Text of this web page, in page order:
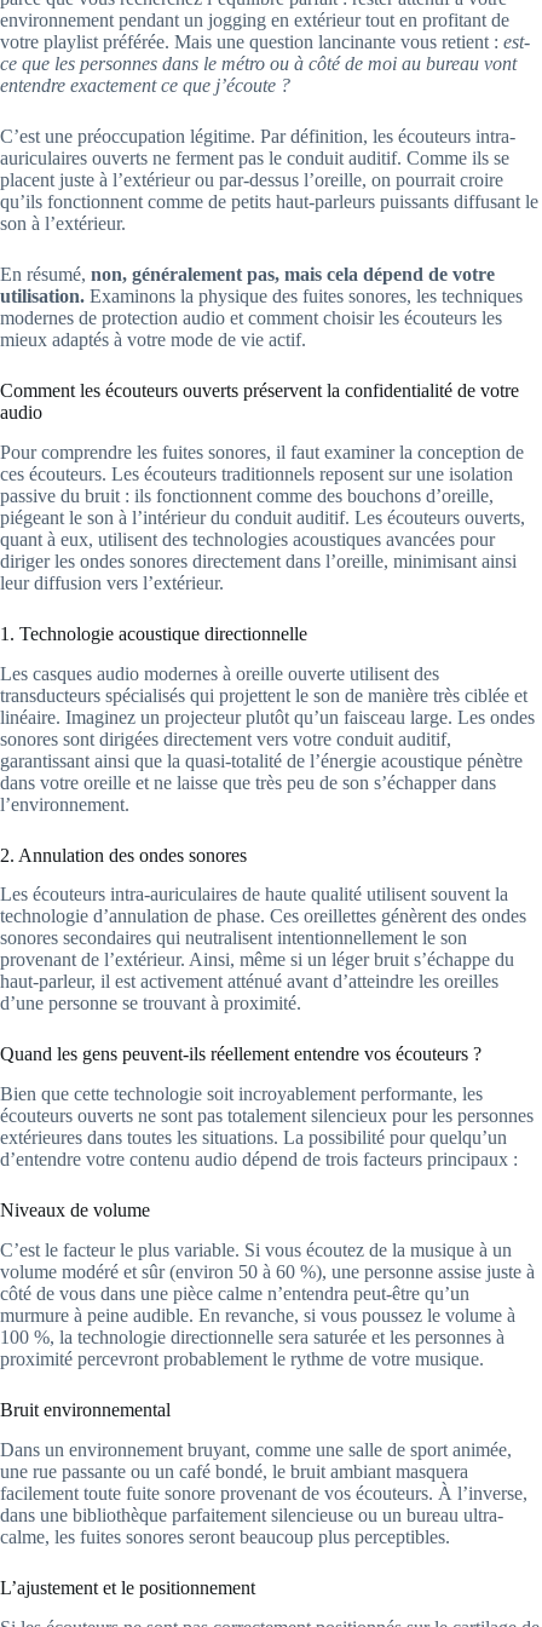
environnement pendant un jogging en extérieur tout en profitant de
votre playlist préférée. Mais une question lancinante vous retient : est-
ce que les personnes dans le métro ou à côté de moi au bureau vont
entendre exactement ce que j’écoute ?
C’est une préoccupation légitime. Par définition, les écouteurs intra-
auriculaires ouverts ne ferment pas le conduit auditif. Comme ils se
placent juste à l’extérieur ou par-dessus l’oreille, on pourrait croire
qu’ils fonctionnent comme de petits haut-parleurs puissants diffusant le
son à l’extérieur.
En résumé, non, généralement pas, mais cela dépend de votre
utilisation. Examinons la physique des fuites sonores, les techniques
modernes de protection audio et comment choisir les écouteurs les
mieux adaptés à votre mode de vie actif.
Comment les écouteurs ouverts préservent la confidentialité de votre
audio
Pour comprendre les fuites sonores, il faut examiner la conception de
ces écouteurs. Les écouteurs traditionnels reposent sur une isolation
passive du bruit : ils fonctionnent comme des bouchons d’oreille,
piégeant le son à l’intérieur du conduit auditif. Les écouteurs ouverts,
quant à eux, utilisent des technologies acoustiques avancées pour
diriger les ondes sonores directement dans l’oreille, minimisant ainsi
leur diffusion vers l’extérieur.
1. Technologie acoustique directionnelle
Les casques audio modernes à oreille ouverte utilisent des
transducteurs spécialisés qui projettent le son de manière très ciblée et
linéaire. Imaginez un projecteur plutôt qu’un faisceau large. Les ondes
sonores sont dirigées directement vers votre conduit auditif,
garantissant ainsi que la quasi-totalité de l’énergie acoustique pénètre
dans votre oreille et ne laisse que très peu de son s’échapper dans
l’environnement.
2. Annulation des ondes sonores
Les écouteurs intra-auriculaires de haute qualité utilisent souvent la
technologie d’annulation de phase. Ces oreillettes génèrent des ondes
sonores secondaires qui neutralisent intentionnellement le son
provenant de l’extérieur. Ainsi, même si un léger bruit s’échappe du
haut-parleur, il est activement atténué avant d’atteindre les oreilles
d’une personne se trouvant à proximité.
Quand les gens peuvent-ils réellement entendre vos écouteurs ?
Bien que cette technologie soit incroyablement performante, les
écouteurs ouverts ne sont pas totalement silencieux pour les personnes
extérieures dans toutes les situations. La possibilité pour quelqu’un
d’entendre votre contenu audio dépend de trois facteurs principaux :
Niveaux de volume
C’est le facteur le plus variable. Si vous écoutez de la musique à un
volume modéré et sûr (environ 50 à 60 %), une personne assise juste à
côté de vous dans une pièce calme n’entendra peut-être qu’un
murmure à peine audible. En revanche, si vous poussez le volume à
100 %, la technologie directionnelle sera saturée et les personnes à
proximité percevront probablement le rythme de votre musique.
Bruit environnemental
Dans un environnement bruyant, comme une salle de sport animée,
une rue passante ou un café bondé, le bruit ambiant masquera
facilement toute fuite sonore provenant de vos écouteurs. À l’inverse,
dans une bibliothèque parfaitement silencieuse ou un bureau ultra-
calme, les fuites sonores seront beaucoup plus perceptibles.
L’ajustement et le positionnement